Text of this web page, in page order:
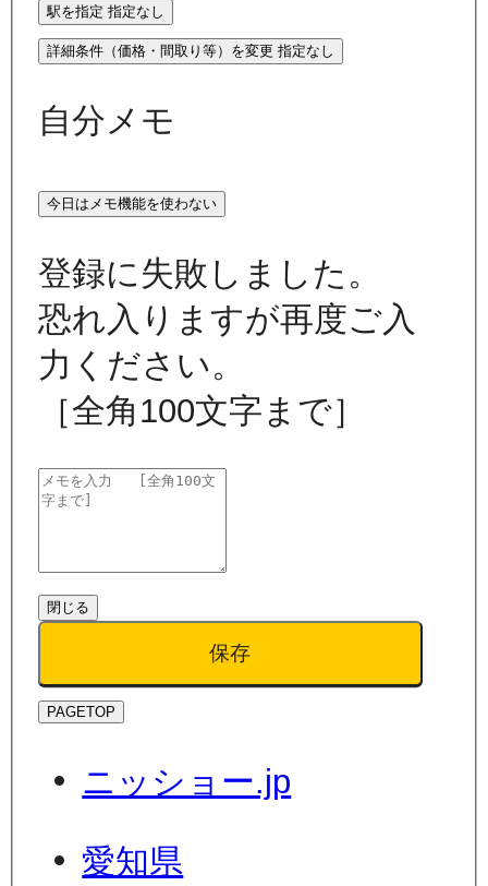
駅を指定 指定なし
詳細条件（価格・間取り等）を変更 指定なし
自分メモ
今日はメモ機能を使わない
登録に失敗しました。
恐れ入りますが再度ご入
力ください。
［全角100文字まで］
閉じる
保存
PAGETOP
ニッショー.jp
愛知県